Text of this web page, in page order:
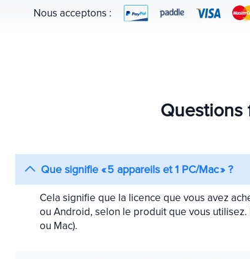
Nous acceptons :
Questions
Que signifie « 5 appareils et 1 PC/Mac » ?
Cela signifie que la licence que vous avez
ou Android, selon le produit que vous
ou Mac).